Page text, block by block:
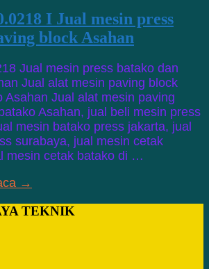
I Jual mesin press
block Asahan
Jual mesin press batako dan
Jual alat mesin paving block
Jual alat mesin paving
Asahan, jual beli mesin press
mesin batako press jakarta, jual
surabaya, jual mesin cetak
mesin cetak batako di …
→
TEKNIK